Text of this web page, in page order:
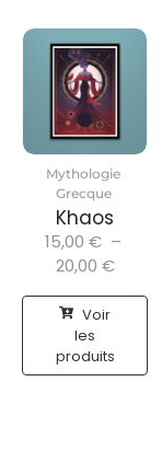
Mythologie
Grecque
Khaos
15,00 € –
20,00 €
Voir
les
produits